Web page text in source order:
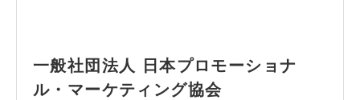
一般社団法人 日本プロモーショナ
ル・マーケティング協会